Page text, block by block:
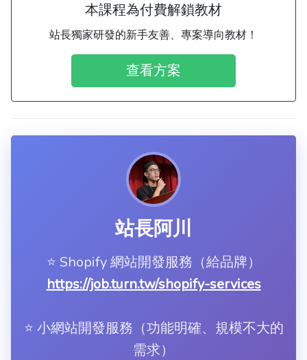
本課程為付費解鎖教材
站長獨家研發的新手友善、專案導向教材！
查看方案
站長阿川
⭐️ Shopify 網站開發服務（給品牌）
https://job.turn.tw/shopify-services
⭐️ 小網站開發服務（功能明確、規模不大的
需求）